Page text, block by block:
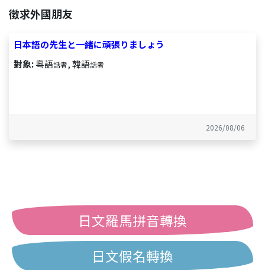
徵求外國朋友
日本語の先生と一緒に頑張りましょう
對象:粵語話者, 韓語話者
2026/08/06
日文羅馬拼音轉換
日文假名轉換